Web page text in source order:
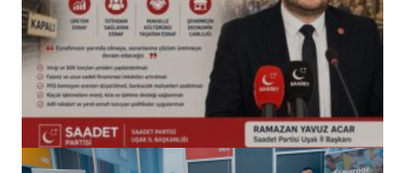
(başlıksız)
Alaattin Karahan tarafından 14/07/2026